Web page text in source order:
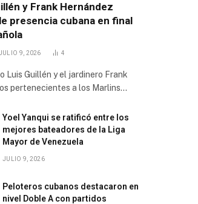
y Frank Hernández
presencia cubana en final
9, 2026 4
Luis Guillén y el jardinero Frank
pertenecientes a los Marlins…
Yoel Yanqui se ratificó entre los
mejores bateadores de la Liga
Mayor de Venezuela
JULIO 9, 2026
Peloteros cubanos destacaron en
nivel Doble A con partidos